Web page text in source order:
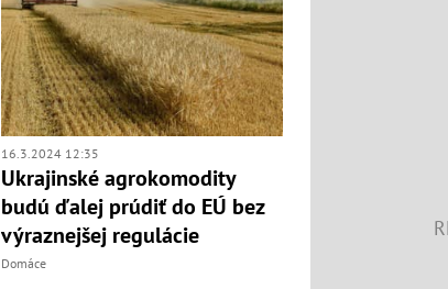
16.3.2024 12:35
Ukrajinské agrokomodity
budú ďalej prúdiť do EÚ bez
výraznejšej regulácie
Domáce